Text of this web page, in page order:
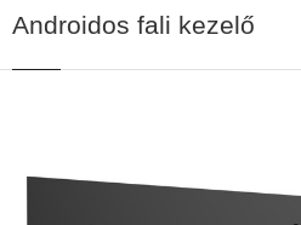
Androidos fali kezelő